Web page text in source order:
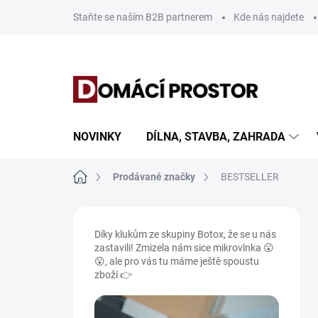
Staňte se naším B2B partnerem Kde nás najdete
NOVINKY DÍLNA, STAVBA, ZAHRADA
Domů Prodávané značky BESTSELLER
Díky klukům ze skupiny Botox, že se u nás
zastavili! Zmizela nám sice mikrovlnka 😮
😮, ale pro vás tu máme ještě spoustu
zboží 👉